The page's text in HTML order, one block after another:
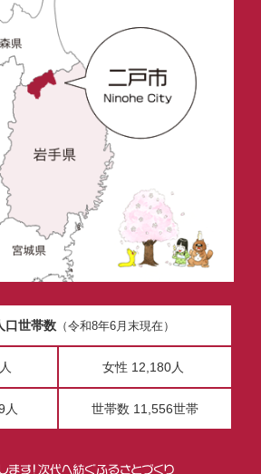
口世帯数（令和8年6月末現在）
女性 12,180人
人 世帯数 11,556世帯